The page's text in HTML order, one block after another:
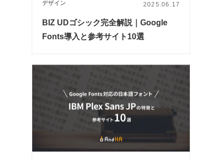
デザイン 2025.06.17
BIZ UDゴシック完全解説｜Google
Fonts導入と参考サイト10選